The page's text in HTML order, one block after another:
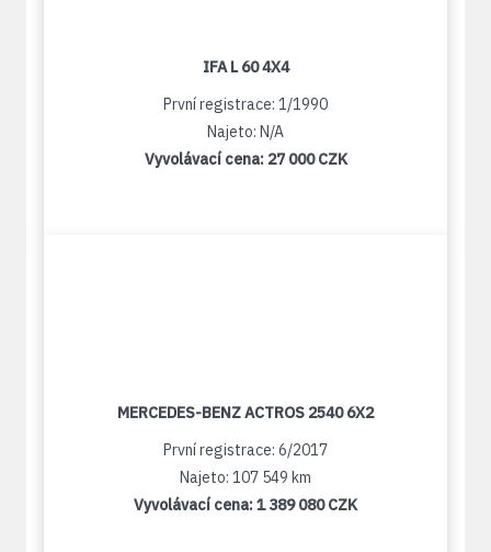
IFA L 60 4X4
První registrace: 1/1990
Najeto: N/A
Vyvolávací cena: 27 000 CZK
MERCEDES-BENZ ACTROS 2540 6X2
První registrace: 6/2017
Najeto: 107 549 km
Vyvolávací cena:1 389 080 CZK